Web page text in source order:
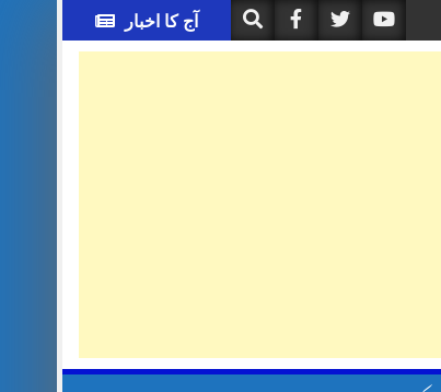
آج کا اخبار